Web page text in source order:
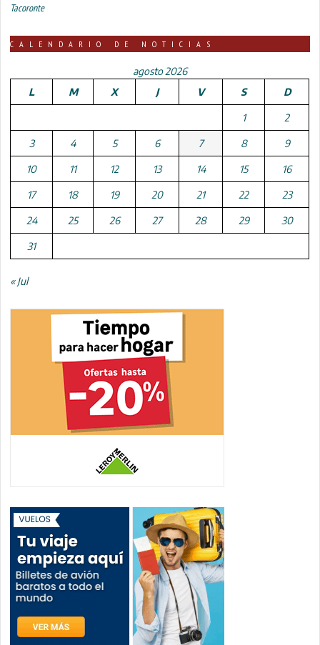
Tacoronte
CALENDARIO DE NOTICIAS
agosto 2026
L
M X J V S D
1 2
3 4 5 6 7 8 9
10 11 12 13 14 15 16
17 18 19 20 21 22 23
24 25 26 27 28 29 30
31
« Jul